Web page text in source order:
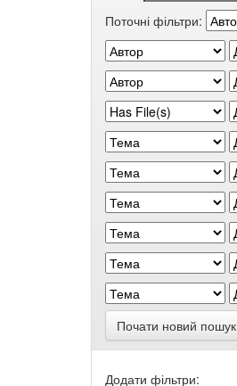
Поточні фільтри:
Почати новий пошук
Додати фільтри: